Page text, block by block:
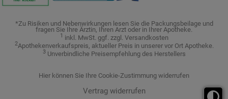
*Zu Risiken und Nebenwirkungen lesen Sie die Packungsbeilage und
fragen Sie Ihre Ärztin, Ihren Arzt oder in Ihrer Apotheke.
1 inkl. MwSt. ggf. zzgl. Versandkosten
2Apothekenverkaufspreis, aktueller Preis in unserer vor Ort Apotheke.
3Unverbindliche Preisempfehlung des Herstellers
Hier können Sie Ihre Cookie-Zustimmung widerrufen
Vertrag widerrufen